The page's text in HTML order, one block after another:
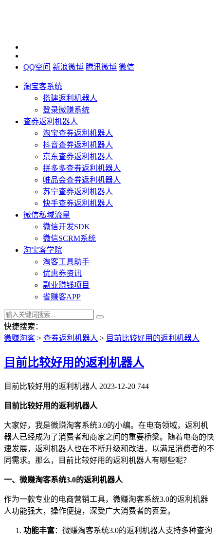
QQ空间 新浪微博 腾讯微博 微信
淘宝客系统
搭建返利机器人
登录微赚系统
查券返利机器人
淘宝查券返利机器人
抖音查券返利机器人
京东查券返利机器人
拼多多查券返利机器人
唯品会查券返利机器人
苏宁查券返利机器人
快手查券返利机器人
微信私域流量
微信开发SDK
微信SCRM系统
淘宝客学院
淘客工具助手
优惠券资讯
副业赚钱项目
省赚客APP
快捷搜索：
微赚淘客 > 查券返利机器人 > 目前比较好用的返利机器人
目前比较好用的返利机器人
目前比较好用的返利机器人 2023-12-20 744
目前比较好用的返利机器人
大家好，我是微赚淘客系统3.0的小编。在电商领域，返利机
器人已经成为了消费者和商家之间的重要桥梁。随着电商的快
速发展，返利机器人也在不断升级和改进，以满足消费者的不
同需求。那么，目前比较好用的返利机器人有哪些呢？
一、微赚淘客系统3.0的返利机器人
作为一款专业的电商营销工具，微赚淘客系统3.0的返利机器
人功能强大，操作便捷，深受广大消费者的喜爱。
功能丰富：微赚淘客系统3.0的返利机器人支持多种查询